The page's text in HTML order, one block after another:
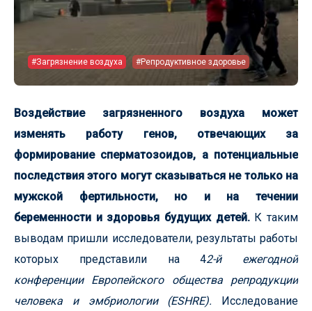
#Загрязнение воздуха #Репродуктивное здоровье
Воздействие загрязненного воздуха может
изменять работу генов, отвечающих за
формирование сперматозоидов, а потенциальные
последствия этого могут сказываться не только на
мужской фертильности, но и на течении
беременности и здоровья будущих детей.К таким
выводам пришли исследователи, результаты работы
которых представили на 42-й ежегодной
конференции Европейского общества репродукции
человека и эмбриологии (ESHRE). Исследование